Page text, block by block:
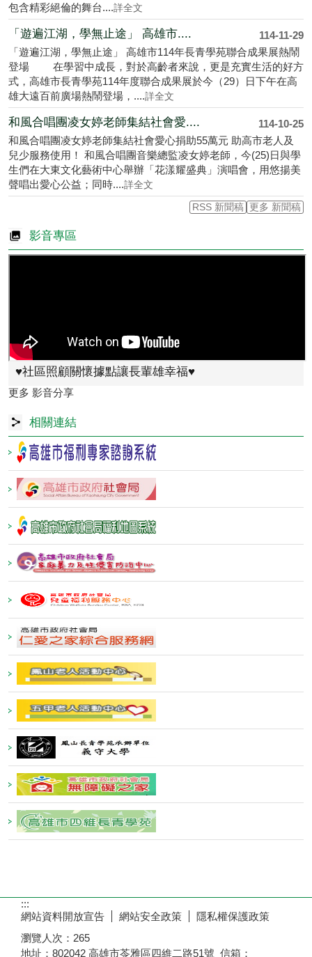
包含精彩絕倫的舞台....詳全文
114-11-29
「遊遍江湖，學無止途」 高雄市....
「遊遍江湖，學無止途」 高雄市114年長青學苑聯合成果展熱鬧
登場 在學習中成長，對於高齡者來說，更是充實生活的好方
式，高雄市長青學苑114年度聯合成果展於今（29）日下午在高
雄大遠百前廣場熱鬧登場，....詳全文
114-10-25
和風合唱團凌女婷老師集結社會愛....
和風合唱團凌女婷老師集結社會愛心捐助55萬元 助高市老人及
兒少服務使用！ 和風合唱團音樂總監凌女婷老師，今(25)日與學
生們在大東文化藝術中心舉辦「花漾耀盛典」演唱會，用悠揚美
聲唱出愛心公益；同時....詳全文
RSS 新聞稿 更多 新聞稿
影音專區
♥️社區照顧關懷據點讓長輩雄幸福♥️
更多 影音分享
相關連結
:::
網站資料開放宣告
網站安全政策
隱私權保護政策
瀏覽人次： 265
地址：802042 高雄市苓雅區四維二路51號 信箱：